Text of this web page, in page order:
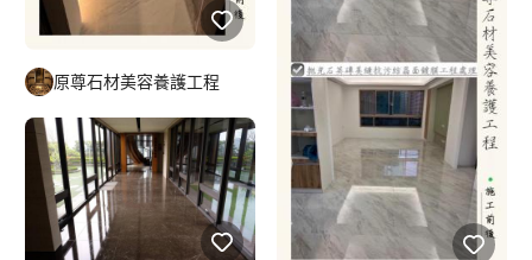
原尊石材美容養護工程